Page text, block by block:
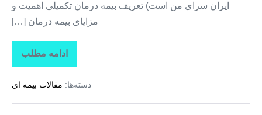
ایران سرای من است) تعریف بیمه درمان تکمیلی اهمیت و
مزایای بیمه درمان […]
ادامه مطلب
تاراز
بیمه
بیمه
درمان
دسته‌ها: مقالات بیمه ای